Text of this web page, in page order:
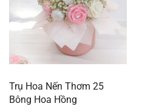
Trụ Hoa Nến Thơm 25
Bông Hoa Hồng